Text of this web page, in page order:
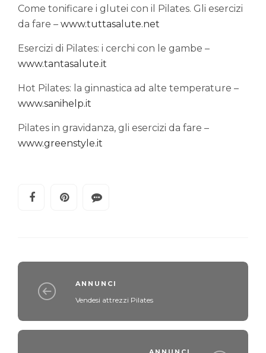
Come tonificare i glutei con il Pilates. Gli esercizi
da fare – www.tuttasalute.net
Esercizi di Pilates: i cerchi con le gambe –
www.tantasalute.it
Hot Pilates: la ginnastica ad alte temperature –
www.sanihelp.it
Pilates in gravidanza, gli esercizi da fare –
www.greenstyle.it
ANNUNCI
Vendesi attrezzi Pilates